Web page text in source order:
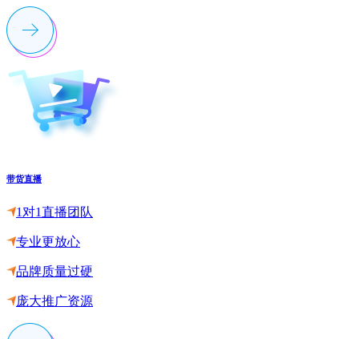
带货直播
1对1直播团队
专业更放心
品牌质量过硬
庞大推广资源